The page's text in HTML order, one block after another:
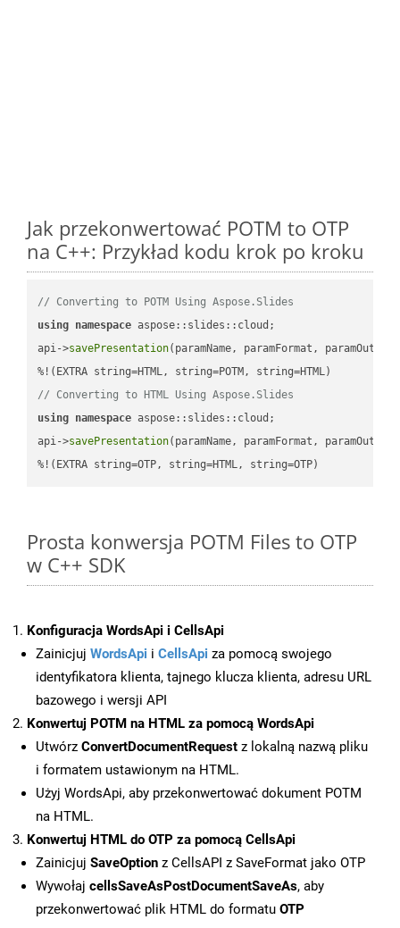
Jak przekonwertować POTM to OTP
na C++: Przykład kodu krok po kroku
// Converting to POTM Using Aspose.Slides
using namespace aspose::slides::cloud;
api->savePresentation(paramName, paramFormat,
// Converting to HTML Using Aspose.Slides
using namespace aspose::slides::cloud;
api->savePresentation(paramName, paramFormat,
%!(EXTRA string=OTP, string=HTML, string=OTP)
Prosta konwersja POTM Files to OTP
w C++ SDK
Konfiguracja WordsApi i CellsApi
Zainicjuj WordsApi i CellsApi za pomocą swojego
identyfikatora klienta, tajnego klucza klienta, adresu URL
bazowego i wersji API
Konwertuj POTM na HTML za pomocą WordsApi
Utwórz ConvertDocumentRequest z lokalną nazwą pliku
i formatem ustawionym na HTML.
Użyj WordsApi, aby przekonwertować dokument POTM
na HTML.
Konwertuj HTML do OTP za pomocą CellsApi
Zainicjuj SaveOption z CellsAPI z SaveFormat jako OTP
Wywołaj cellsSaveAsPostDocumentSaveAs, aby
przekonwertować plik HTML do formatu OTP